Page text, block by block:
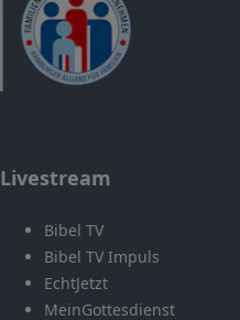
Livestream
Bibel TV
Bibel TV Impuls
EchtJetzt
MeinGottesdienst